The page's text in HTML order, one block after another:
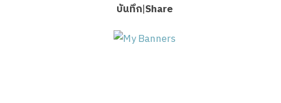
บันทึก|Share